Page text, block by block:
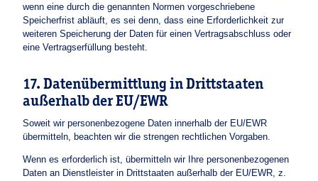
wenn eine durch die genannten Normen vorgeschriebene
Speicherfrist abläuft, es sei denn, dass eine Erforderlichkeit zur
weiteren Speicherung der Daten für einen Vertragsabschluss oder
eine Vertragserfüllung besteht.
17. Datenübermittlung in Drittstaaten
außerhalb der EU/EWR
Soweit wir personenbezogene Daten innerhalb der EU/EWR
übermitteln, beachten wir die strengen rechtlichen Vorgaben.
Wenn es erforderlich ist, übermitteln wir Ihre personenbezogenen
Daten an Dienstleister in Drittstaaten außerhalb der EU/EWR, z.